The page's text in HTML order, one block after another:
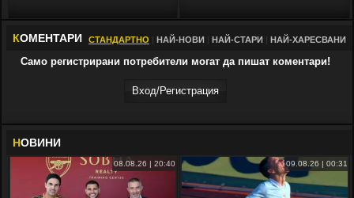
КОМЕНТАРИ СТАНДАРТНО НАЙ-НОВИ НАЙ-СТАРИ НАЙ-ХАРЕСВАНИ
Само регистрирани потребители могат да пишат коментари!
Вход/Регистрaция
НОВИНИ
08.08.26 | 20:40 09.08.26 | 00:31